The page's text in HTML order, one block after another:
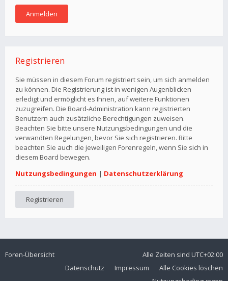
Registrieren
Sie müssen in diesem Forum registriert sein, um sich anmelden
zu können. Die Registrierung ist in wenigen Augenblicken
erledigt und ermöglicht es Ihnen, auf weitere Funktionen
zuzugreifen. Die Board-Administration kann registrierten
Benutzern auch zusätzliche Berechtigungen zuweisen.
Beachten Sie bitte unsere Nutzungsbedingungen und die
verwandten Regelungen, bevor Sie sich registrieren. Bitte
beachten Sie auch die jeweiligen Forenregeln, wenn Sie sich in
diesem Board bewegen.
Nutzungsbedingungen | Datenschutzerklärung
Registrieren
Foren-Übersicht Alle Zeiten sind UTC+02:00
Alle Cookies löschen
Impressum
Datenschutz